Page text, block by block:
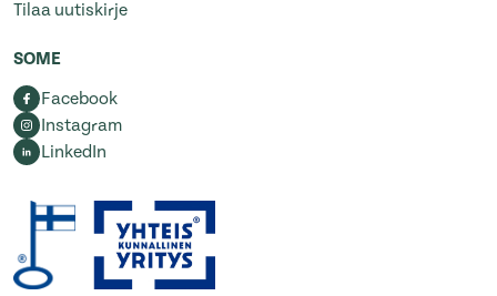
Tilaa uutiskirje
SOME
Facebook
Instagram
LinkedIn